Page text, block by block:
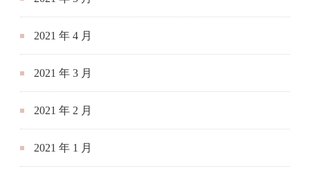
2021 年 4 月
2021 年 3 月
2021 年 2 月
2021 年 1 月